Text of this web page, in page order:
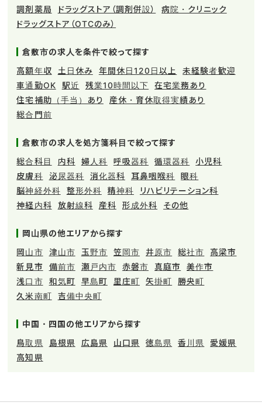
調剤薬局
ドラッグストア（調剤併設）
病院・クリニック
ドラッグストア（OTCのみ）
倉敷市の求人を条件で絞って探す
高額年収
土日休み 年間休日120日以上
未経験者歓迎
車通勤OK
駅近 残業10時間以下
在宅業務あり
住宅補助（手当）あり
産休・育休取得実績あり
総合門前
倉敷市の求人を処方箋科目で絞って探す
総合科目
内科 婦人科 呼吸器科 循環器科
小児科
皮膚科
泌尿器科 消化器科 耳鼻咽喉科
眼科
脳神経外科
整形外科 精神科
リハビリテーション科
神経内科
放射線科 産科 形成外科 その他
岡山県の他エリアから探す
岡山市
津山市 玉野市 笠岡市 井原市 総社市
高梁市
新見市
備前市 瀬戸内市 赤磐市 真庭市
美作市
浅口市
和気町 早島町 里庄町 矢掛町
勝央町
久米南町
吉備中央町
中国・四国の他エリアから探す
鳥取県
島根県 広島県 山口県 徳島県 香川県
愛媛県
高知県